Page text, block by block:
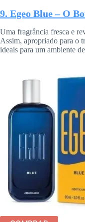
9. Egeo Blue – O
Uma fragrância fresca e
Assim, apropriado para o
ideais para um ambiente